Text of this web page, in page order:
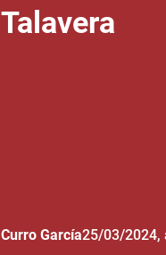
Talavera
Curro García25/03/2024,